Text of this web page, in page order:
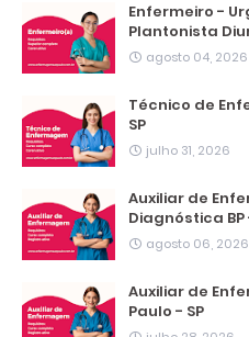
Enfermeiro -
Plantonista
agosto 04, 2026
Técnico de
SP
julho 31, 2026
Auxiliar de
Diagnóstica BP
agosto 06, 2026
Auxiliar de
Paulo - SP